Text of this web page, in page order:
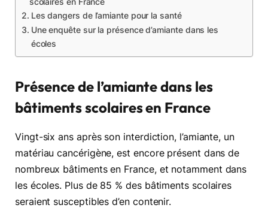
Les dangers de l’amiante pour la santé
Une enquête sur la présence d’amiante dans les
écoles
Présence de l’amiante dans les
bâtiments scolaires en France
Vingt-six ans après son interdiction, l’amiante, un
matériau cancérigène, est encore présent dans de
nombreux bâtiments en France, et notamment dans
les écoles. Plus de 85 % des bâtiments scolaires
seraient susceptibles d’en contenir.